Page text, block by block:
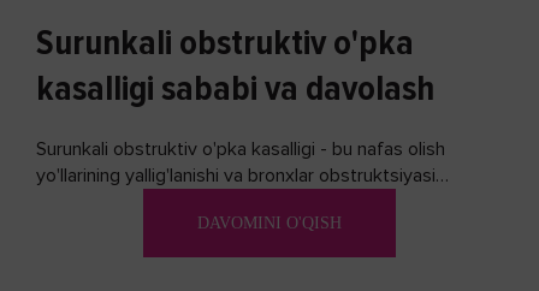
Surunkali obstruktiv o'pka
kasalligi sababi va davolash
Surunkali obstruktiv o'pka kasalligi - bu nafas olish
yo'llarining yallig'lanishi va bronxlar obstruktsiyasi
DAVOMINI O'QISH